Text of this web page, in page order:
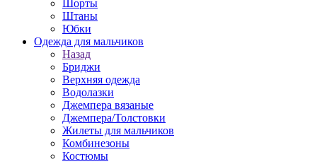
Шорты
Штаны
Юбки
Одежда для мальчиков
Назад
Бриджи
Верхняя одежда
Водолазки
Джемпера вязаные
Джемпера/Толстовки
Жилеты для мальчиков
Комбинезоны
Костюмы